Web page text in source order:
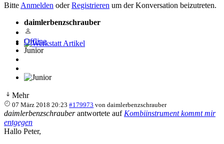
Werkstatt Artikel
Bitte Anmelden oderRegistrieren um der Konversation beizutreten.
daimlerbenzschrauber
Offline
Junior
Mehr
07 März 2018 20:23 #179973 vondaimlerbenzschrauber
daimlerbenzschrauberantwortete auf Kombiinstrument kommt mir
entgegen
Hallo Peter,